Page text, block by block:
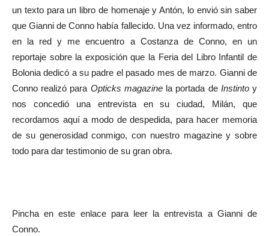
un texto para un libro de homenaje y Antón, lo envió sin saber
que Gianni de Conno había fallecido. Una vez informado, entro
en la red y me encuentro a Costanza de Conno, en un
reportaje sobre la exposición que la Feria del Libro Infantil de
Bolonia dedicó a su padre el pasado mes de marzo. Gianni de
Conno realizó para Opticks magazinela portada de Instintoy
nos concedió una entrevista en su ciudad, Milán, que
recordamos aquí a modo de despedida, para hacer memoria
de su generosidad conmigo, con nuestro magazine y sobre
todo para dar testimonio de su gran obra.
Pincha en este enlace para leer la entrevista a Gianni de
Conno.